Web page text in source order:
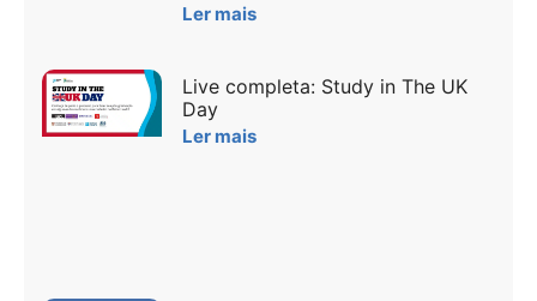
Ler mais
Live completa: Study in The UK
Day
Ler mais